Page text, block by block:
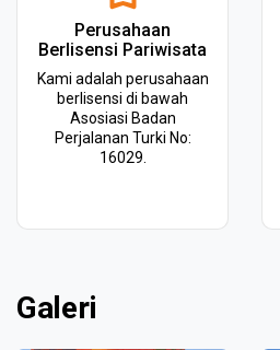
Perusahaan
Berlisensi Pariwisata
Kami adalah perusahaan
berlisensi di bawah
Asosiasi Badan
Perjalanan Turki No:
16029.
Galeri